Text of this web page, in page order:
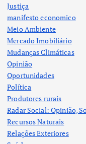
Justiça
manifesto economico
Meio Ambiente
Mercado Imobiliário
Mudanças Climáticas
Opinião
Oportunidades
Política
Produtores rurais
Radar Social: Opinião,
Recursos Naturais
Relações Exteriores